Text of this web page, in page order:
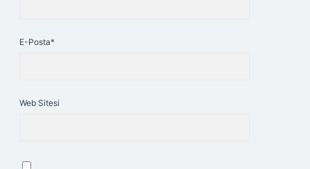
E-Posta*
Web Sitesi